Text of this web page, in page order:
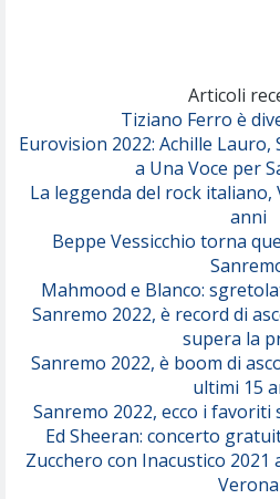
Serenamente
Articoli
Tiziano Ferro è
Eurovision 2022: Achille Lauro,
a Una Voce per
La leggenda del rock italiano,
anni
Beppe Vessicchio torna
Mahmood e Blanco:
Sanremo 2022, è record di
supera la
Sanremo 2022, è boom di
ultimi 15
Sanremo 2022, ecco i
Ed Sheeran: concerto
Zucchero con Inacustico 2021
Verona